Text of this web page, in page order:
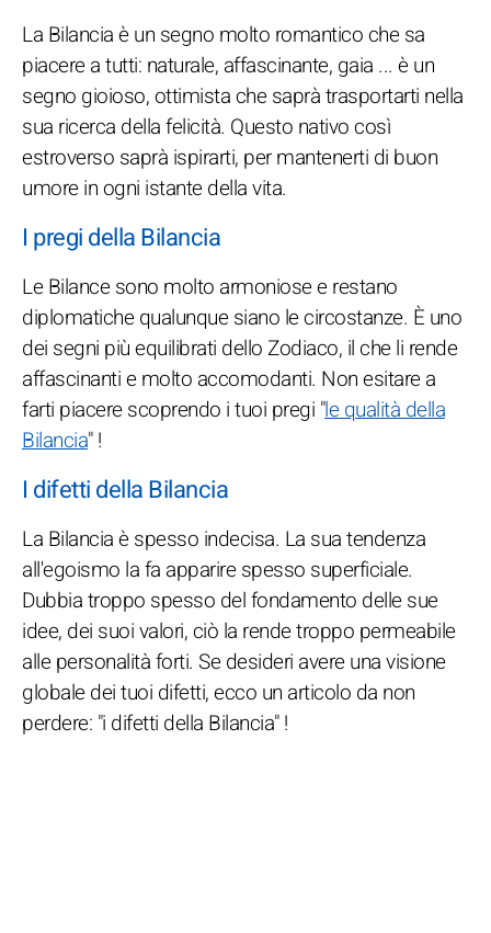
La Bilancia è un segno molto romantico che sa
piacere a tutti: naturale, affascinante, gaia ... è un
segno gioioso, ottimista che saprà trasportarti nella
sua ricerca della felicità. Questo nativo così
estroverso saprà ispirarti, per mantenerti di buon
umore in ogni istante della vita.
I pregi della Bilancia
Le Bilance sono molto armoniose e restano
diplomatiche qualunque siano le circostanze. È uno
dei segni più equilibrati dello Zodiaco, il che li rende
affascinanti e molto accomodanti. Non esitare a
farti piacere scoprendo i tuoi pregi "le qualità della
Bilancia" !
I difetti della Bilancia
La Bilancia è spesso indecisa. La sua tendenza
all'egoismo la fa apparire spesso superficiale.
Dubbia troppo spesso del fondamento delle sue
idee, dei suoi valori, ciò la rende troppo permeabile
alle personalità forti. Se desideri avere una visione
globale dei tuoi difetti, ecco un articolo da non
perdere: "i difetti della Bilancia" !